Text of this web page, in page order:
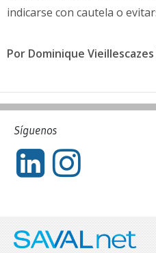
indicarse con cautela o
Por Dominique
Síguenos